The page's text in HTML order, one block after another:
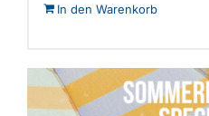
In den Warenkorb